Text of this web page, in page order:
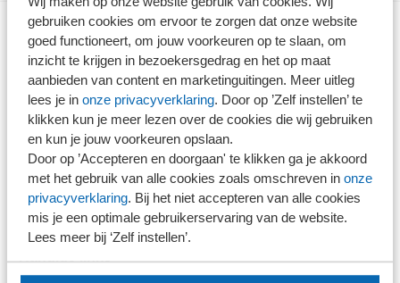
gebruiken cookies om ervoor te zorgen dat onze website
goed functioneert, om jouw voorkeuren op te slaan, om
inzicht te krijgen in bezoekersgedrag en het op maat
aanbieden van content en marketinguitingen. Meer uitleg
lees je in onze privacyverklaring. Door op ’Zelf instellen’ te
klikken kun je meer lezen over de cookies die wij gebruiken
en kun je jouw voorkeuren opslaan.
Door op ’Accepteren en doorgaan' te klikken ga je akkoord
met het gebruik van alle cookies zoals omschreven in onze
privacyverklaring. Bij het niet accepteren van alle cookies
mis je een optimale gebruikerservaring van de website.
Lees meer bij ‘Zelf instellen’.
Direct naar
Stel je vaktechnische vraag
Branche in Zicht
Dossiers
Kantoorvinder
Nieuwsbank